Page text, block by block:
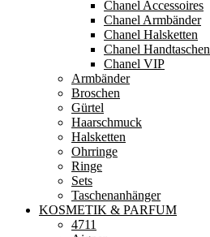
Chanel Accessoires
Chanel Armbänder
Chanel Halsketten
Chanel Handtaschen
Chanel VIP
Armbänder
Broschen
Gürtel
Haarschmuck
Halsketten
Ohrringe
Ringe
Sets
Taschenanhänger
KOSMETIK & PARFUM
4711